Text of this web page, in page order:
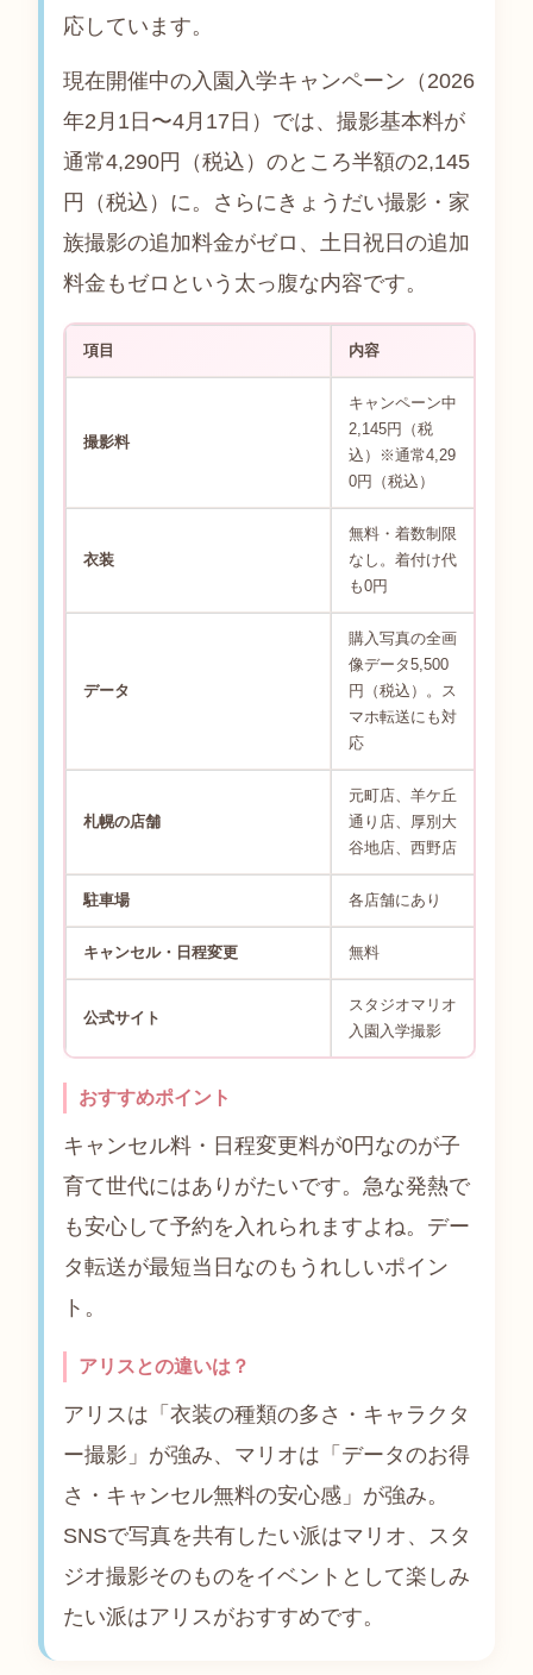
応しています。
現在開催中の入園入学キャンペーン（2026
年2月1日〜4月17日）では、撮影基本料が
通常4,290円（税込）のところ半額の2,145
円（税込）に。さらにきょうだい撮影・家
族撮影の追加料金がゼロ、土日祝日の追加
料金もゼロという太っ腹な内容です。
項目 内容
撮影料
キャンペーン中
2,145円（税
込）※通常4,29
0円（税込）
衣装
無料・着数制限
なし。着付け代
も0円
データ
購入写真の全画
像データ5,500
円（税込）。ス
マホ転送にも対
応
札幌の店舗
元町店、羊ケ丘
通り店、厚別大
谷地店、西野店
駐車場 各店舗にあり
キャンセル・日程変更 無料
公式サイト
スタジオマリオ
入園入学撮影
おすすめポイント
キャンセル料・日程変更料が0円なのが子
育て世代にはありがたいです。急な発熱で
も安心して予約を入れられますよね。デー
タ転送が最短当日なのもうれしいポイン
ト。
アリスとの違いは？
アリスは「衣装の種類の多さ・キャラクタ
ー撮影」が強み、マリオは「データのお得
さ・キャンセル無料の安心感」が強み。
SNSで写真を共有したい派はマリオ、スタ
ジオ撮影そのものをイベントとして楽しみ
たい派はアリスがおすすめです。